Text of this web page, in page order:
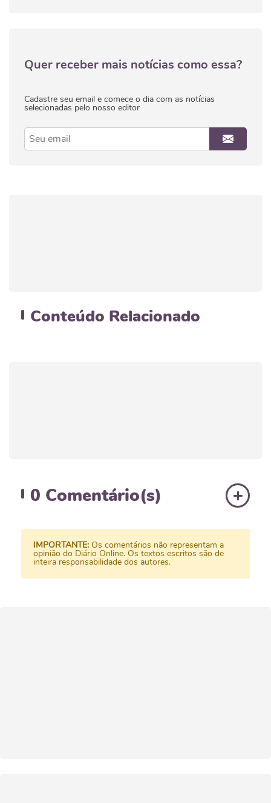
Quer receber mais notícias como essa?
Cadastre seu email e comece o dia com as notícias
selecionadas pelo nosso editor
Conteúdo Relacionado
0 Comentário(s)
IMPORTANTE: Os comentários não representam a
opinião do Diário Online. Os textos escritos são de
inteira responsabilidade dos autores.